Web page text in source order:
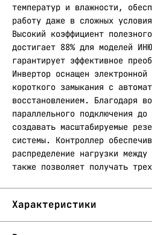
температур и влажности,
работу даже в сложных
Высокий коэффициент
достигает 88% для моделей
гарантирует эффективное
Инвертор оснащен
короткого замыкания с
восстановлением. Благодаря
параллельного подключения
создавать масштабируемые
системы. Контроллер
распределение нагрузки
также позволяет получать
Характеристики